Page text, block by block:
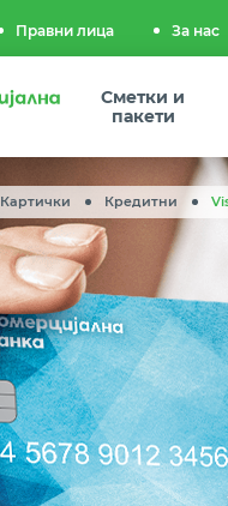
Правни лица За нас
Сметки и
пакети
Картички Кредитни